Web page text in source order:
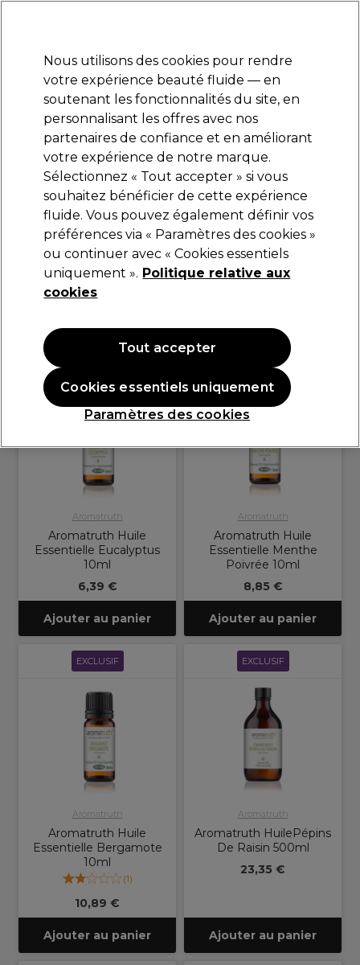
Se connecter
Marques Bons plans Coiffure Electro et Matériel
Livraison et délais
lire la suite
Marques Aromatruth
Aromatruth
Filters
Aromatruth
Aromatruth Huile
Essentielle Eucalyptus
10ml
6,39 €
Ajouter au panier
EXCLUSIF
Aromatruth
Aromatruth Huile
Essentielle Menthe
Poivrée 10ml
8,85 €
Ajouter au panier
EXCLUSIF
Aromatruth
Aromatruth Huile
Essentielle Bergamote
10ml
(1)
10,89 €
Ajouter au panier
EXCLUSIF
Aromatruth
Aromatruth HuilePépins
De Raisin 500ml
23,35 €
Ajouter au panier
Nous utilisons des cookies pour rendre
votre expérience beauté fluide — en
soutenant les fonctionnalités du site, en
personnalisant les offres avec nos
partenaires de confiance et en améliorant
votre expérience de notre marque.
Sélectionnez « Tout accepter » si vous
souhaitez bénéficier de cette expérience
fluide. Vous pouvez également définir vos
préférences via « Paramètres des cookies »
ou continuer avec « Cookies essentiels
uniquement ». Politique relative aux
cookies
Paramètres des cookies
Cookies essentiels uniquement
Tout accepter